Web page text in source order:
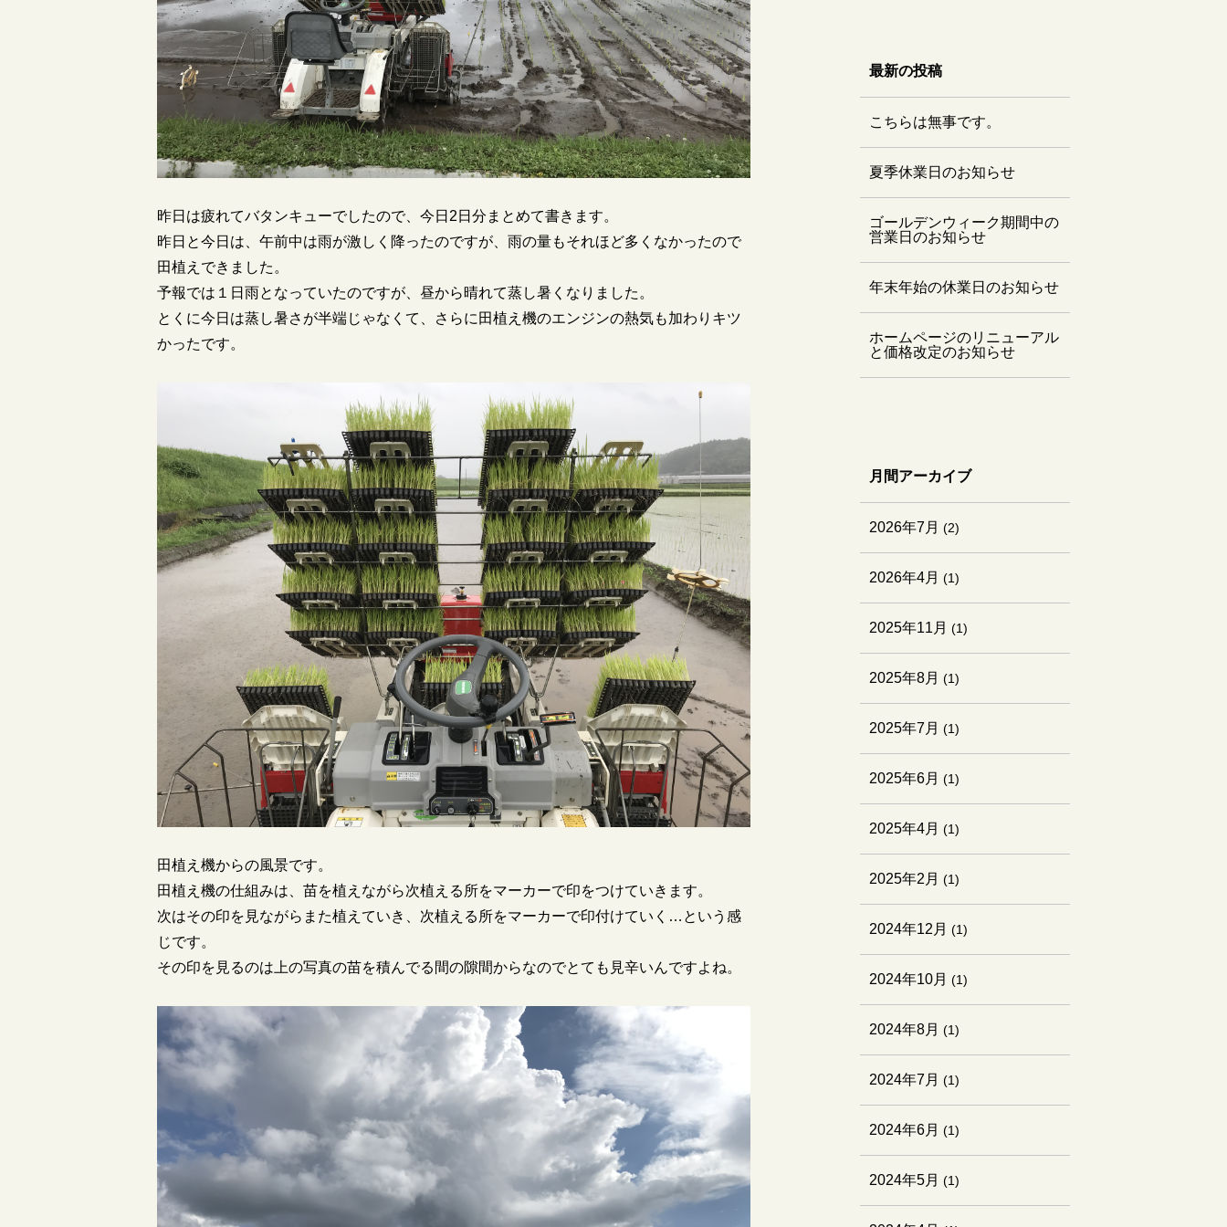
昨日は疲れてバタンキューでしたので、今日2日分まとめて書きます。
昨日と今日は、午前中は雨が激しく降ったのですが、雨の量もそれほど多くなかったので
田植えできました。
予報では１日雨となっていたのですが、昼から晴れて蒸し暑くなりました。
とくに今日は蒸し暑さが半端じゃなくて、さらに田植え機のエンジンの熱気も加わりキツ
かったです。
田植え機からの風景です。
田植え機の仕組みは、苗を植えながら次植える所をマーカーで印をつけていきます。
次はその印を見ながらまた植えていき、次植える所をマーカーで印付けていく…という感
じです。
その印を見るのは上の写真の苗を積んでる間の隙間からなのでとても見辛いんですよね。
最新の投稿
こちらは無事です。
夏季休業日のお知らせ
ゴールデンウィーク期間中の
営業日のお知らせ
年末年始の休業日のお知らせ
ホームページのリニューアル
と価格改定のお知らせ
月間アーカイブ
2026年7月 (2)
2026年4月 (1)
2025年11月 (1)
2025年8月 (1)
2025年7月 (1)
2025年6月 (1)
2025年4月 (1)
2025年2月 (1)
2024年12月 (1)
2024年10月 (1)
2024年8月 (1)
2024年7月 (1)
2024年6月 (1)
2024年5月 (1)